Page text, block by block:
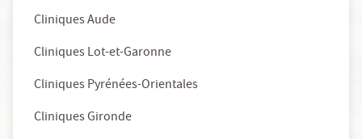
Cliniques Aude
Cliniques Lot-et-Garonne
Cliniques Pyrénées-Orientales
Cliniques Gironde